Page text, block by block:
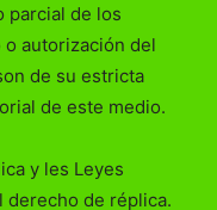
parcial de los
autorización del
de su estricta
de este medio.
y les Leyes
derecho de réplica.